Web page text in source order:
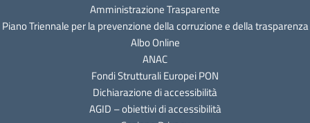
Amministrazione Trasparente
Piano Triennale per la prevenzione della corruzione e della trasparenza
Albo Online
ANAC
Fondi Strutturali Europei PON
Dichiarazione di accessibilità
AGID – obiettivi di accessibilità